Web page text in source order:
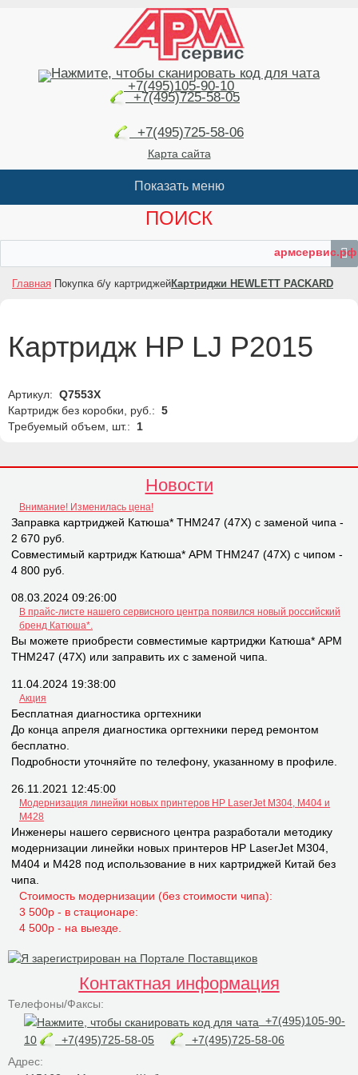
+7(495)105-90-10
+7(495)725-58-05
+7(495)725-58-06
Карта сайта
ПОИСК
армсервис.рф
Главная Покупка б/у картриджейКартриджи HEWLETT PACKARD
Картридж HP LJ P2015
Артикул: Q7553Х
Картридж без коробки, руб.: 5
Требуемый объем, шт.:
1
Новости
Внимание! Изменилась цена!
Заправка картриджей Катюша* THM247 (47X) с заменой чипа -
2 670 руб.
Совместимый картридж Катюша* APM THM247 (47X) с чипом -
4 800 руб.
08.03.2024 09:26:00
В прайс-листе нашего сервисного центра появился новый российский
бренд Катюша*.
Вы можете приобрести совместимые картриджи Катюша* APM
THM247 (47X) или заправить их с заменой чипа.
11.04.2024 19:38:00
Акция
Бесплатная диагностика оргтехники
До конца апреля диагностика оргтехники перед ремонтом
бесплатно.
Подробности уточняйте по телефону, указанному в профиле.
26.11.2021 12:45:00
Модернизация линейки новых принтеров НР LaserJet M304, M404 и
M428
Инженеры нашего сервисного центра разработали методику
модернизации линейки новых принтеров НР LaserJet M304,
M404 и M428 под использование в них картриджей Китай без
чипа.
Стоимость модернизации (без стоимости чипа):
3 500р - в стационаре:
4 500р - на выезде.
Контактная информация
Телефоны/Факсы:
+7(495)105-90-
10
+7(495)725-58-05
+7(495)725-58-06
Адрес: